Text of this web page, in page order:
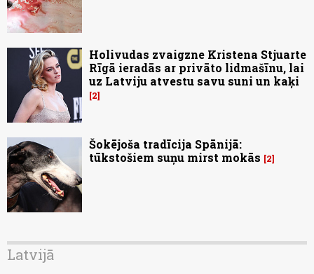
Holivudas zvaigzne Kristena Stjuarte
Rīgā ieradās ar privāto lidmašīnu, lai
uz Latviju atvestu savu suni un kaķi
2
Šokējoša tradīcija Spānijā:
tūkstošiem suņu mirst mokās
2
Latvijā